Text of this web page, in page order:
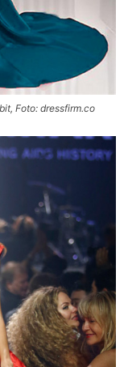
Foto: dressfirm.co